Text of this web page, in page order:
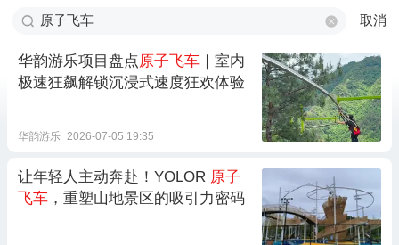
取消
华韵游乐项目盘点原子飞车 ｜室内
极速狂飙解锁沉浸式速度狂欢体验
华韵游乐 2026-07-05 19:35
让年轻人主动奔赴！YOLOR 原子
飞车 ，重塑山地景区的吸引力密码